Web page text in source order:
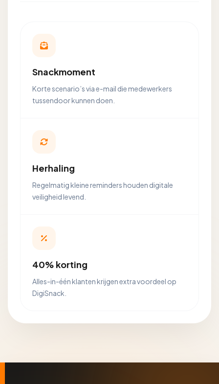
Snackmoment
Korte scenario’s via e-mail die medewerkers
tussendoor kunnen doen.
Herhaling
Regelmatig kleine reminders houden digitale
veiligheid levend.
40% korting
Alles-in-één klanten krijgen extra voordeel op
DigiSnack.